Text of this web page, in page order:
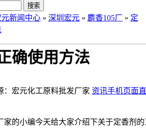
元新闻中心 » 深圳宏元 » 麝香105厂 » 定
确使用方法
：宏元化工原料批发厂家 资讯手机页面
家的小编今天给大家介绍下关于定香剂